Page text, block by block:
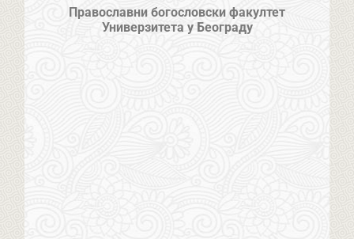
Православни богословски факултет
Универзитета у Београду